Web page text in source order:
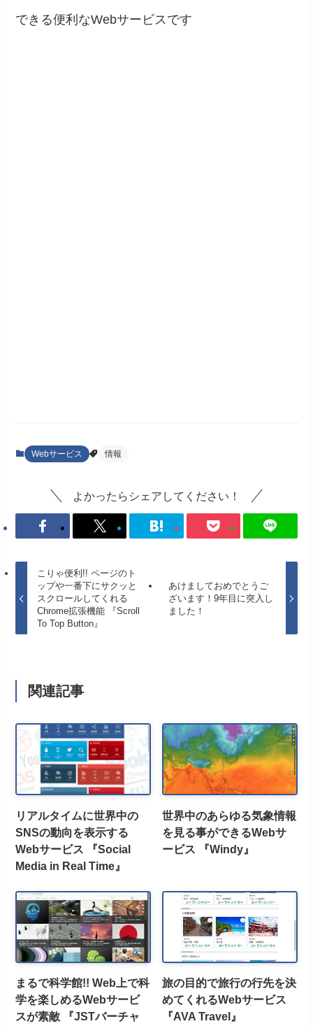
できる便利なWebサービスです
Webサービス 情報
よかったらシェアしてください！
こりゃ便利!! ページのト
ップや一番下にサクッと
スクロールしてくれる
Chrome拡張機能 『Scroll
To Top Button』
あけましておめでとうご
ざいます！9年目に突入し
ました！
関連記事
リアルタイムに世界中の
SNSの動向を表示する
Webサービス 『Social
Media in Real Time』
世界中のあらゆる気象情報
を見る事ができるWebサ
ービス 『Windy』
まるで科学館!! Web上で科
学を楽しめるWebサービ
スが素敵 『JSTバーチャ
旅の目的で旅行の行先を決
めてくれるWebサービス
『AVA Travel』